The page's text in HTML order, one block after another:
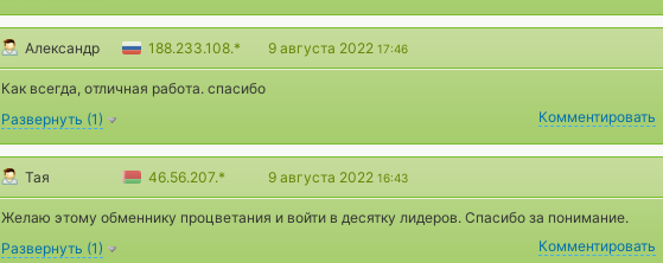
Александр 188.233.108.* 9 августа 2022 17:46
Как всегда, отличная работа. спасибо
Развернуть (1) Комментировать
Тая 46.56.207.* 9 августа 2022 16:43
Желаю этому обменнику процветания и войти в десятку лидеров. Спасибо за понимание.
Развернуть (1) Комментировать